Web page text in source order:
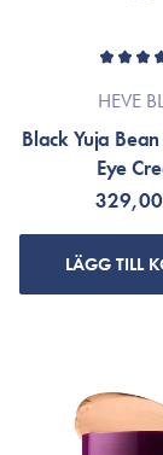
HEVE
Black Yuja
Eye
LÄGG TILL